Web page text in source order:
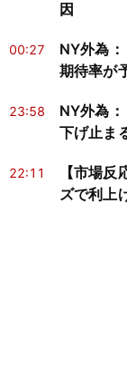
因
00:27
NY外為
期待率が
23:58
NY外為
下げ止ま
22:11
【市場
ズで利上